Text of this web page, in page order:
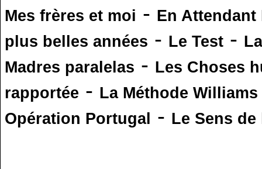
Mes frères et moi - En
plus belles années - Le Test -
Madres paralelas - Les Choses
rapportée - La Méthode Williams
Opération Portugal - Le Sens